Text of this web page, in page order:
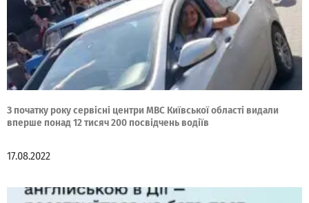
З початку року сервісні центри МВС Київської області видали
вперше понад 12 тисяч 200 посвідчень водіїв
17.08.2022